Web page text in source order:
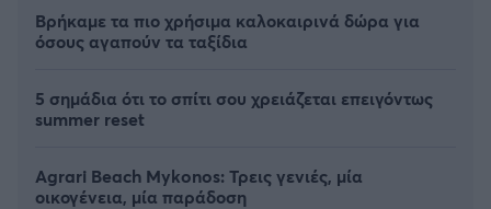
Βρήκαμε τα πιο χρήσιμα καλοκαιρινά δώρα για
όσους αγαπούν τα ταξίδια
5 σημάδια ότι το σπίτι σου χρειάζεται επειγόντως
summer reset
Agrari Beach Mykonos: Τρεις γενιές, μία
οικογένεια, μία παράδοση